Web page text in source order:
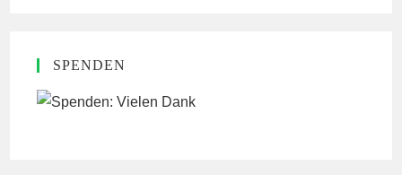
SPENDEN